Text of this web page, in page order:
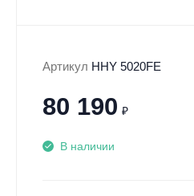
Артикул HHY 5020FE
80 190 ₽
В наличии